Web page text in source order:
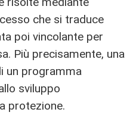
che si traduce
poi vincolante per
Più precisamente, una
un programma
sviluppo
protezione.